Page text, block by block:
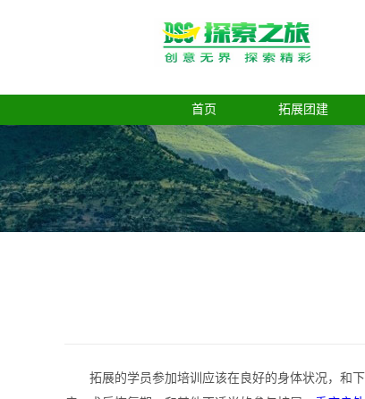
首页 拓展团建
拓展的学员参加培训应该在良好的身体状况，和下